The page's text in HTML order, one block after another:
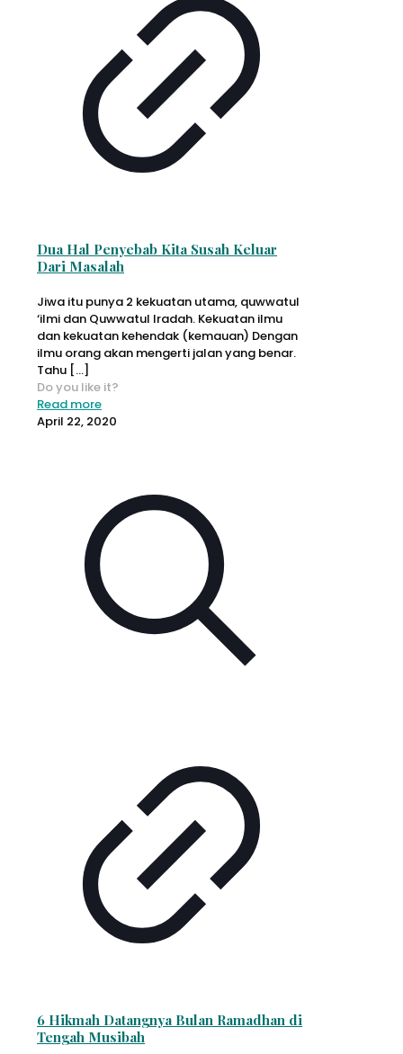
Dua Hal Penyebab Kita Susah Keluar
Dari Masalah
Jiwa itu punya 2 kekuatan utama, quwwatul
‘ilmi dan Quwwatul Iradah. Kekuatan ilmu
dan kekuatan kehendak (kemauan) Dengan
ilmu orang akan mengerti jalan yang benar.
Tahu […]
Do you like it?
Read more
April 22, 2020
6 Hikmah Datangnya Bulan Ramadhan di
Tengah Musibah